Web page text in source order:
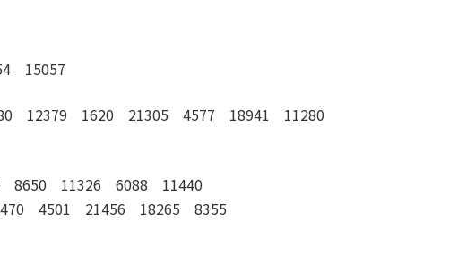
15057
12379 1620 21305 4577 18941 11280
11326 6088 11440
4501 21456 18265 8355